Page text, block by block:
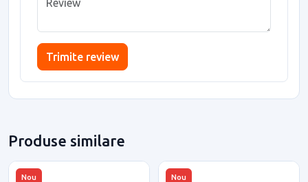
Trimite review
Produse similare
Nou Nou